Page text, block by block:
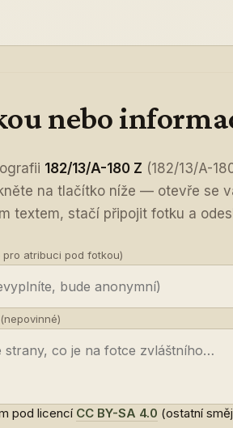
nebo
182/13/A-180 Z (182/13/A-
na tlačítko níže — otevře se
textem, stačí připojit fotku a
atribuci pod fotkou)
(nepovinné)
pod licencí CC BY-SA 4.0 (ostatní